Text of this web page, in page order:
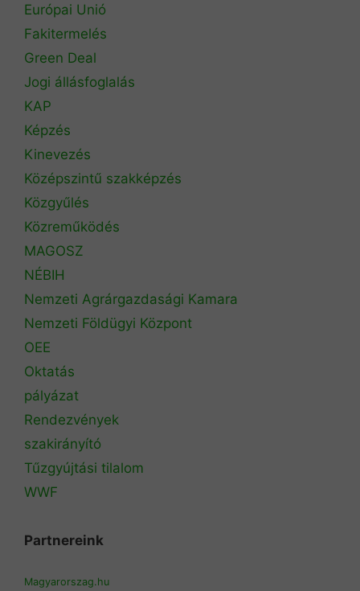
Európai Unió
Fakitermelés
Green Deal
Jogi állásfoglalás
KAP
Képzés
Kinevezés
Középszintű szakképzés
Közgyűlés
Közreműködés
MAGOSZ
NÉBIH
Nemzeti Agrárgazdasági Kamara
Nemzeti Földügyi Központ
OEE
Oktatás
pályázat
Rendezvények
szakirányító
Tűzgyújtási tilalom
WWF
Partnereink
Magyarorszag.hu